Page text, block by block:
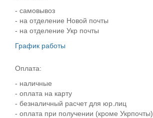
- самовывоз
- на отделение Новой почты
- на отделение Укр почты
График работы
Оплата:
- наличные
- оплата на карту
- безналичный расчет для юр.лиц
- оплата при получении (кроме Укрпочты)